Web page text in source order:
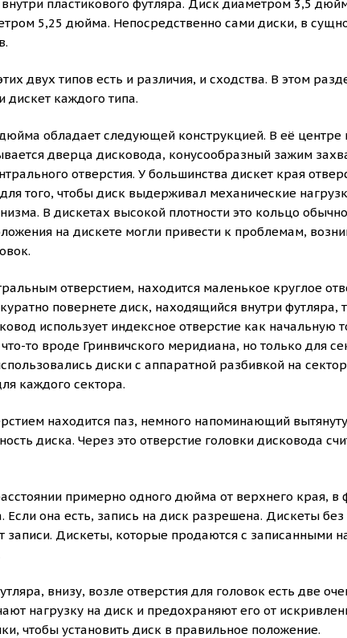
внутри пластикового футляра. Диск диаметром 3,5
5,25 дюйма. Непосредственно сами диски, в
двух типов есть и различия, и сходства. В этом
дискет каждого типа.
обладает следующей конструкцией. В её центре
дверца дисковода, конусообразный зажим
отверстия. У большинства дискет края
того, чтобы диск выдерживал механические
В дискетах высокой плотности это кольцо обычно
на дискете могли привести к проблемам,
отверстием, находится маленькое круглое
повернете диск, находящийся внутри футляра,
использует индексное отверстие как начальную
то вроде Гринвичского меридиана, но только для
диски с аппаратной разбивкой на
каждого сектора.
находится паз, немного напоминающий
диска. Через это отверстие головки дисковода
примерно одного дюйма от верхнего края, в
Если она есть, запись на диск разрешена. Дискеты
Дискеты, которые продаются с записанными
внизу, возле отверстия для головок есть две
нагрузку на диск и предохраняют его от
чтобы установить диск в правильное положение.